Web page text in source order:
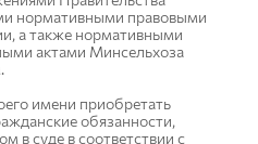
нормативными правовыми
а также нормативными
актами Минсельхоза
имени приобретать
обязанности,
в суде в соответствии с